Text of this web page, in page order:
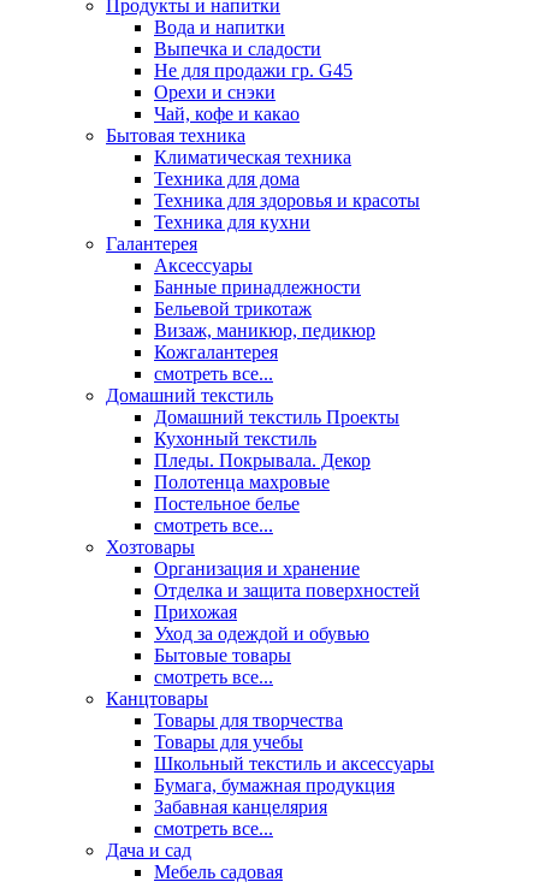
Продукты и напитки
Вода и напитки
Выпечка и сладости
Не для продажи гр. G45
Орехи и снэки
Чай, кофе и какао
Бытовая техника
Климатическая техника
Техника для дома
Техника для здоровья и красоты
Техника для кухни
Галантерея
Аксессуары
Банные принадлежности
Бельевой трикотаж
Визаж, маникюр, педикюр
Кожгалантерея
смотреть все...
Домашний текстиль
Домашний текстиль Проекты
Кухонный текстиль
Пледы. Покрывала. Декор
Полотенца махровые
Постельное белье
смотреть все...
Хозтовары
Организация и хранение
Отделка и защита поверхностей
Прихожая
Уход за одеждой и обувью
Бытовые товары
смотреть все...
Канцтовары
Товары для творчества
Товары для учебы
Школьный текстиль и аксессуары
Бумага, бумажная продукция
Забавная канцелярия
смотреть все...
Дача и сад
Мебель садовая